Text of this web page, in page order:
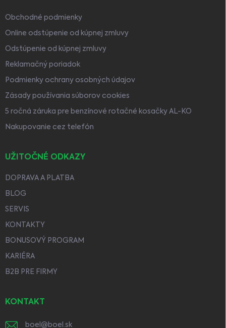
Obchodné podmienky
Online odstúpenie od kúpnej zmluvy
Odstúpenie od kúpnej zmluvy
Reklamačný poriadok
Podmienky ochrany osobných údajov
Zásady používania súborov cookies
5 ročná záruka pre benzínové rotačné kosačky AL-KO
Nakupovanie cez telefón
UŽITOČNÉ ODKAZY
DOPRAVA A PLATBA
BLOG
SERVIS
KONTAKTY
BONUSOVÝ PROGRAM
KARIÉRA
B2B PRE FIRMY
KONTAKT
boel @ boel.sk